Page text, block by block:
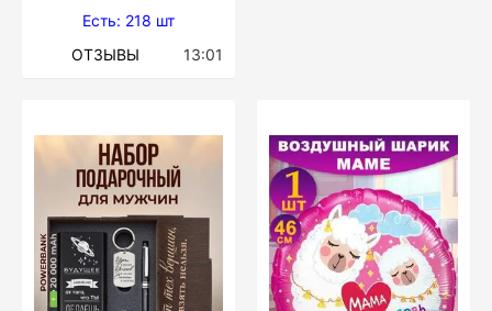
Есть: 218 шт
ОТЗЫВЫ
13:01